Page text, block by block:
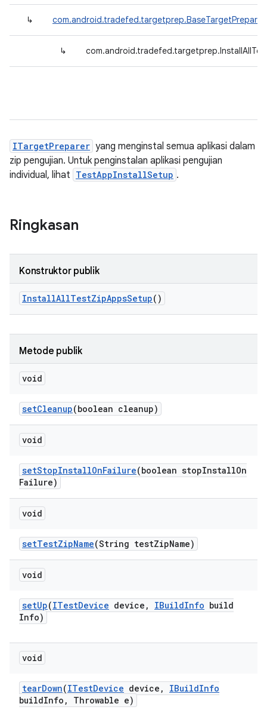
↳ com.android.tradefed.targetprep.BaseTargetPreparer
↳
ITargetPreparer yang menginstal semua aplikasi dalam
zip pengujian. Untuk penginstalan aplikasi pengujian
individual, lihat TestAppInstallSetup .
Ringkasan
Konstruktor publik
InstallAllTestZipAppsSetup()
Metode publik
void
setCleanup(boolean cleanup)
void
setStopInstallOnFailure(boolean stopInstallOn
Failure)
void
setTestZipName(String testZipName)
void
setUp(ITestDevice device , IBuildInfo build
Info)
void
tearDown(ITestDevice device , IBuildInfo
buildInfo , Throwable e)